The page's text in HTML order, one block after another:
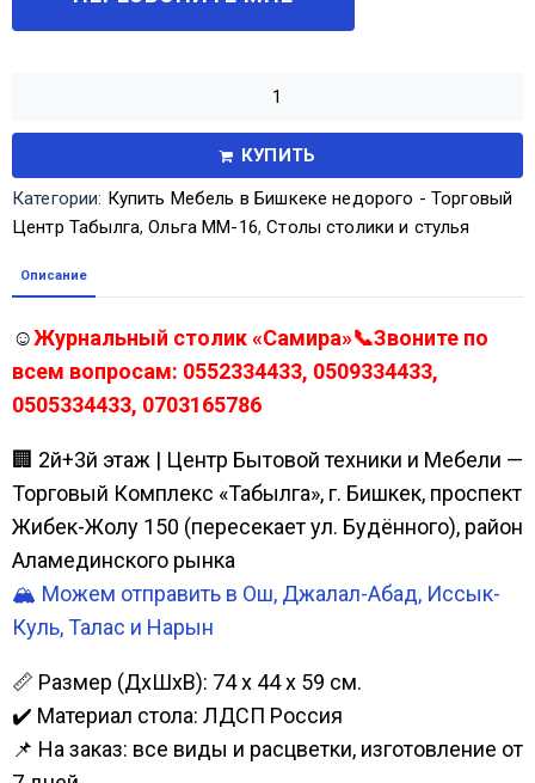
КУПИТЬ
Категории: Купить Мебель в Бишкеке недорого - Торговый
Центр Табылга,Ольга ММ-16,Столы столики и стулья
Описание
☺Журнальный столик «Самира»📞Звоните по
всем вопросам: 0552334433, 0509334433,
0505334433, 0703165786
🏢 2й+3й этаж | Центр Бытовой техники и Мебели —
Торговый Комплекс «Табылга», г. Бишкек, проспект
Жибек-Жолу 150 (пересекает ул. Будённого), район
Аламединского рынка
🏔️ Можем отправить в Ош, Джалал-Абад, Иссык-
Куль, Талас и Нарын
📏 Размер (ДхШхВ): 74 х 44 х 59 см.
✔️ Материал стола: ЛДСП Россия
📌 На заказ: все виды и расцветки, изготовление от